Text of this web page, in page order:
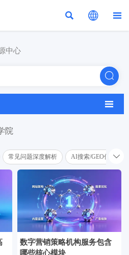
  
中心


院
常见问题深度解析 AI搜索/GEO优化学院

数字营销策略机构服务包含
哪些核心模块